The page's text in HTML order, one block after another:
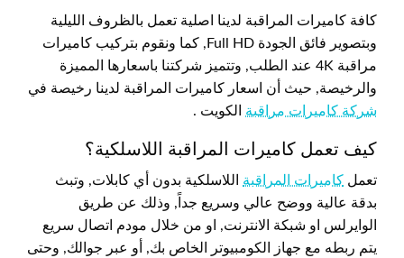
كافة كاميرات المراقبة لدينا اصلية تعمل بالظروف الليلية
وبتصوير فائق الجودة Full HD, كما ونقوم بتركيب كاميرات
مراقبة 4K عند الطلب, وتتميز شركتنا باسعارها المميزة
والرخيصة, حيث أن اسعار كاميرات المراقبة لدينا رخيصة في
شركة كاميرات مراقبة الكويت .
كيف تعمل كاميرات المراقبة اللاسلكية؟
تعمل كاميرات المراقبة اللاسلكية بدون أي كابلات, وتبث
بدقة عالية ووضح عالي وسريع جداً, وذلك عن طريق
الوايرلس او شبكة الانترنت, او من خلال مودم اتصال سريع
يتم ربطه مع جهاز الكومبيوتر الخاص بك, أو عبر جوالك, وحتى